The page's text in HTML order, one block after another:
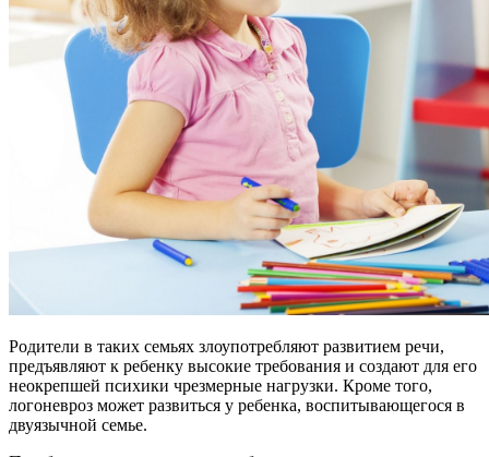
Родители в таких семьях злоупотребляют развитием речи,
предъявляют к ребенку высокие требования и создают для его
неокрепшей психики чрезмерные нагрузки. Кроме того,
логоневроз может развиться у ребенка, воспитывающегося в
двуязычной семье.